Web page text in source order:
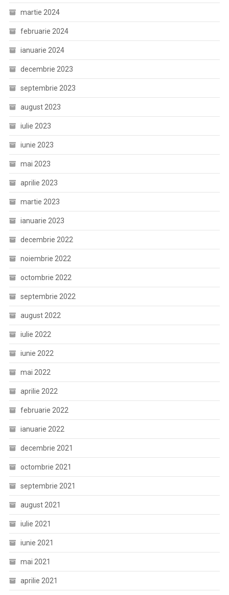
martie 2024
februarie 2024
ianuarie 2024
decembrie 2023
septembrie 2023
august 2023
iulie 2023
iunie 2023
mai 2023
aprilie 2023
martie 2023
ianuarie 2023
decembrie 2022
noiembrie 2022
octombrie 2022
septembrie 2022
august 2022
iulie 2022
iunie 2022
mai 2022
aprilie 2022
februarie 2022
ianuarie 2022
decembrie 2021
octombrie 2021
septembrie 2021
august 2021
iulie 2021
iunie 2021
mai 2021
aprilie 2021